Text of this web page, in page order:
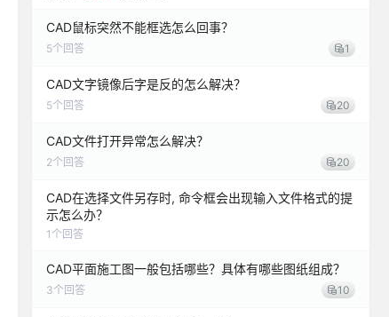
CAD鼠标突然不能框选怎么回事？
5个回答 1
CAD文字镜像后字是反的怎么解决？
5个回答 20
CAD文件打开异常怎么解决？
2个回答 20
CAD在选择文件另存时, 命令框会出现输入文件格式的提
示怎么办？
1 个回答
CAD平面施工图一般包括哪些？具体有哪些图纸组成？
3个回答 10